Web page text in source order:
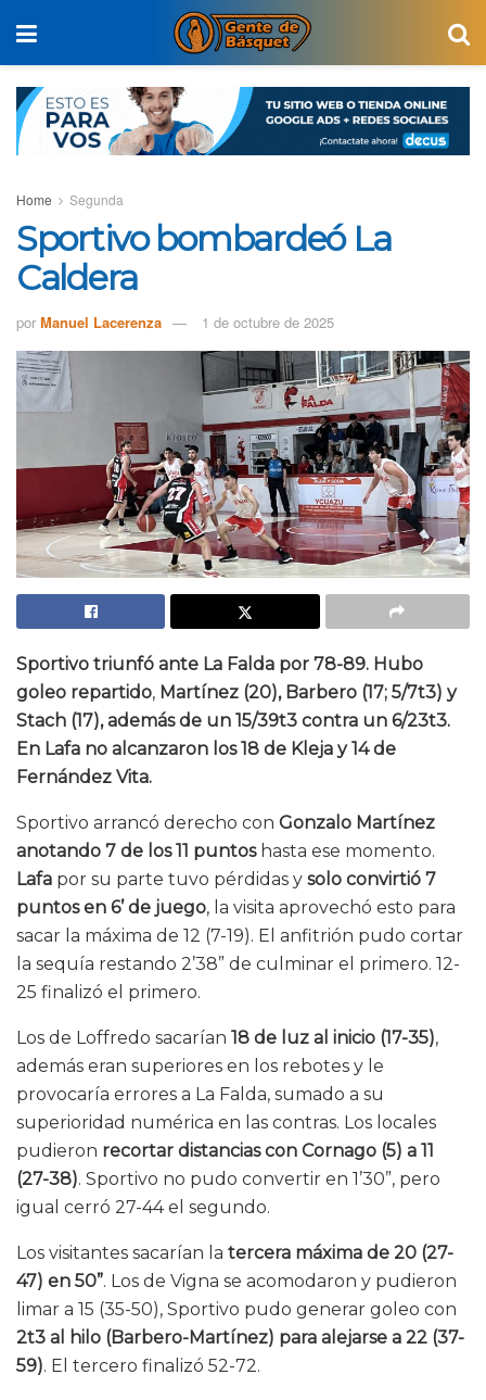
Home Segunda
Sportivo bombardeó La
Caldera
por Manuel Lacerenza 1 de octubre de 2025
Sportivo triunfó ante La Falda por 78-89. Hubo
goleo repartido, Martínez (20), Barbero (17; 5/7t3) y
Stach (17), además de un 15/39t3 contra un 6/23t3.
En Lafa no alcanzaron los 18 de Kleja y 14 de
Fernández Vita.
Sportivo arrancó derecho con Gonzalo Martínez
anotando 7 de los 11 puntoshasta ese momento.
Lafa por su parte tuvo pérdidas y solo convirtió 7
puntos en 6’ de juego, la visita aprovechó esto para
sacar la máxima de 12 (7-19). El anfitrión pudo cortar
la sequía restando 2’38” de culminar el primero. 12-
25 finalizó el primero.
Los de Loffredo sacarían 18 de luz al inicio (17-35),
además eran superiores en los rebotes y le
provocaría errores a La Falda, sumado a su
superioridad numérica en las contras. Los locales
pudieron recortar distancias con Cornago (5) a 11
(27-38). Sportivo no pudo convertir en 1’30”, pero
igual cerró 27-44 el segundo.
Los visitantes sacarían la tercera máxima de 20 (27-
47) en 50”. Los de Vigna se acomodaron y pudieron
limar a 15 (35-50), Sportivo pudo generar goleo con
2t3 al hilo (Barbero-Martínez) para alejarse a 22 (37-
59). El tercero finalizó 52-72.